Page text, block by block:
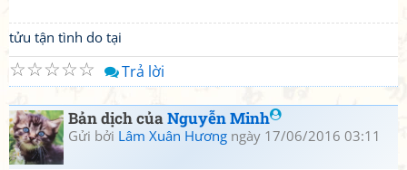
tửu tận tình do tại
☆
☆
☆
☆
☆ Trả lời
Bản dịch củaNguyễn Minh
Gửi bởi Lâm Xuân Hương ngày 17/06/2016 03:11